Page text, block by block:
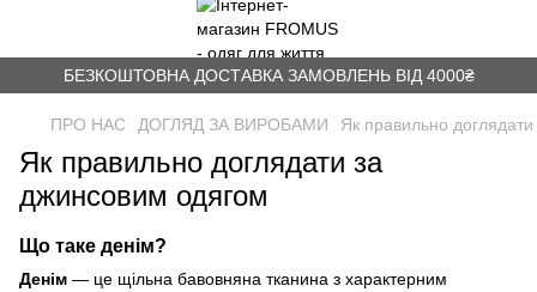
БЕЗКОШТОВНА ДОСТАВКА ЗАМОВЛЕНЬ ВІД 4000₴
ПРО НАС ДОГЛЯД ЗА ВИРОБАМИ Як правильно
Як правильно доглядати за
джинсовим одягом
Що таке денім?
Денім — це щільна бавовняна тканина з характерним